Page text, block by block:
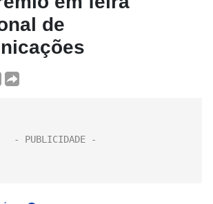
de